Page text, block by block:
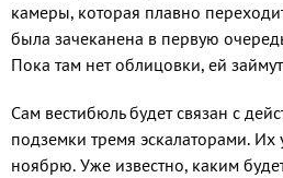
камеры, которая плавно
была заче­канена в первую
Пока там нет облицовки, ей
Сам вестибюль будет связан с
подземки тремя эскалато­рами. Их
ноябрю. Уже известно, каким